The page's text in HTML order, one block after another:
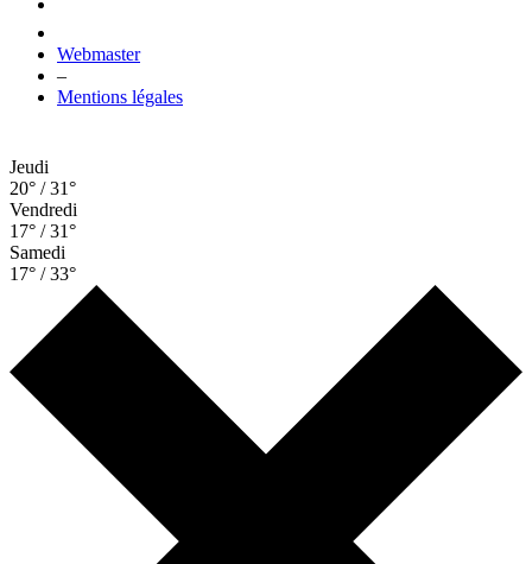
Webmaster
–
Mentions légales
Jeudi
20° / 31°
Vendredi
17° / 31°
Samedi
17° / 33°